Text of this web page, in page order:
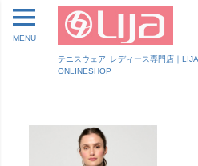
テニスウェア･レディース専門店｜
ONLINESHOP
MENU